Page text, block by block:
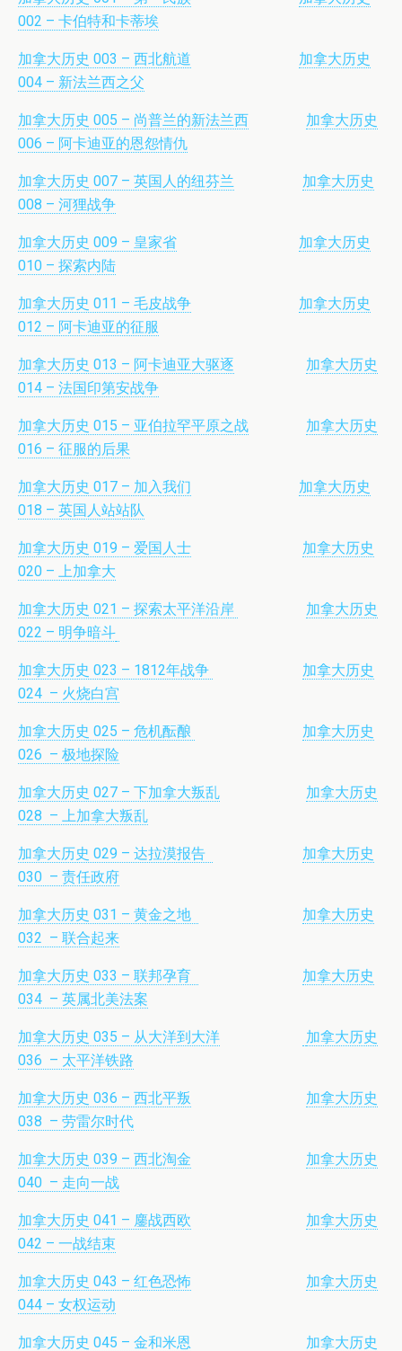
002 – 卡伯特和卡蒂埃
加拿大历史 003 – 西北航道
加拿大历史
004 – 新法兰西之父
加拿大历史 005 – 尚普兰的新法兰西
加拿大历史
006 – 阿卡迪亚的恩怨情仇
加拿大历史 007 – 英国人的纽芬兰
加拿大历史
008 – 河狸战争
加拿大历史 009 – 皇家省
加拿大历史
010 – 探索内陆
加拿大历史 011 – 毛皮战争
加拿大历史
012 – 阿卡迪亚的征服
加拿大历史 013 – 阿卡迪亚大驱逐
加拿大历史
014 – 法国印第安战争
加拿大历史 015 – 亚伯拉罕平原之战
加拿大历史
016 – 征服的后果
加拿大历史 017 – 加入我们
加拿大历史
018 – 英国人站站队
加拿大历史 019 – 爱国人士
加拿大历史
020 – 上加拿大
加拿大历史 021 – 探索太平洋沿岸
加拿大历史
022 – 明争暗斗
加拿大历史 023 – 1812年战争
加拿大历史
024 – 火烧白宫
加拿大历史 025 – 危机酝酿
加拿大历史
026 – 极地探险
加拿大历史 027 – 下加拿大叛乱
加拿大历史
028 – 上加拿大叛乱
加拿大历史 029 – 达拉漠报告
加拿大历史
030 – 责任政府
加拿大历史 031 – 黄金之地
加拿大历史
032 – 联合起来
加拿大历史 033 – 联邦孕育
加拿大历史
034 – 英属北美法案
加拿大历史 035 – 从大洋到大洋
加拿大历史
036 – 太平洋铁路
加拿大历史 036 – 西北平叛
加拿大历史
038 – 劳雷尔时代
加拿大历史 039 – 西北淘金
加拿大历史
040 – 走向一战
加拿大历史 041 – 鏖战西欧
加拿大历史
042 – 一战结束
加拿大历史 043 – 红色恐怖
加拿大历史
044 – 女权运动
加拿大历史 045 – 金和米恩
加拿大历史